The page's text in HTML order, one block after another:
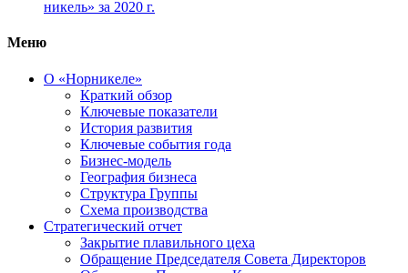
никель» за 2020 г.
Меню
О «Норникеле»
Краткий обзор
Ключевые показатели
История развития
Ключевые события года
Бизнес-модель
География бизнеса
Структура Группы
Схема производства
Стратегический отчет
Закрытие плавильного цеха
Обращение Председателя Совета Директоров